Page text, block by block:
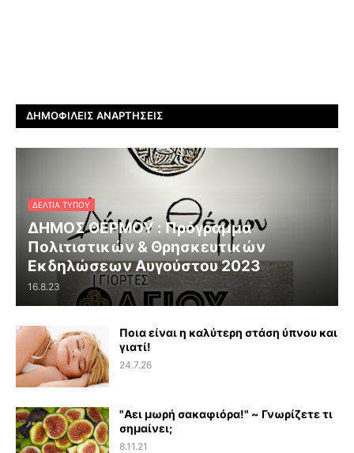
ΔΗΜΟΦΙΛΕΊΣ ΑΝΑΡΤΉΣΕΙΣ
ΔΕΛΤΊΑ ΤΎΠΟΥ
ΔΗΜΟΣ ΘΕΡΜΟΥ : Πρόγραμμα
Πολιτιστικών & Θρησκευτικών
Εκδηλώσεων Αυγούστου 2023
16.8.23
Ποια είναι η καλύτερη στάση ύπνου και
γιατί!
24.7.26
"Αει μωρή σακαφιόρα!" ~ Γνωρίζετε τι
σημαίνει;
8.11.21